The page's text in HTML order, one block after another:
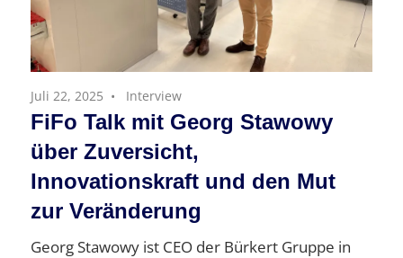
Juli 22, 2025 Interview
FiFo Talk mit Georg Stawowy
über Zuversicht,
Innovationskraft und den Mut
zur Veränderung
Georg Stawowy ist CEO der Bürkert Gruppe in